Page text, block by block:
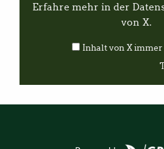
Erfahre mehr in der
von X.
Inhalt von X immer